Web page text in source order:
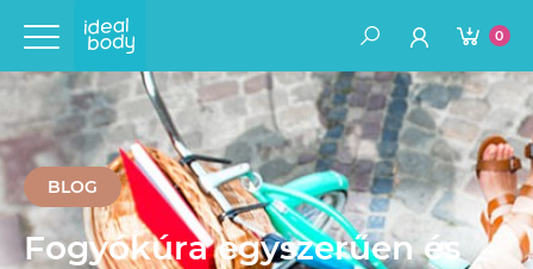
0
BLOG
Fogyókúra egyszerűen és